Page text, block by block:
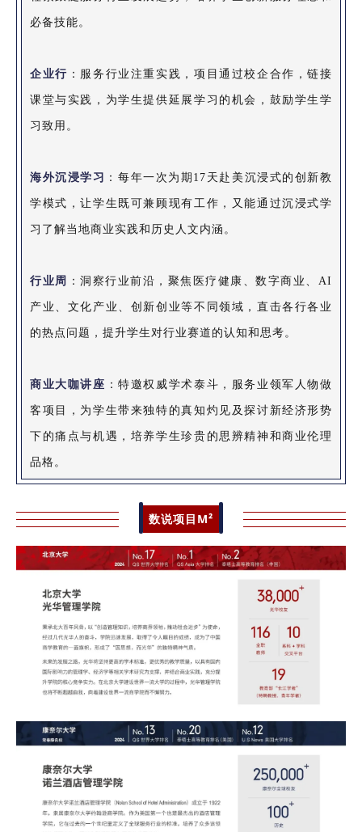
必备技能。
企业行 ：服务行业注重实践，项目通过校企合作，链接
课堂与实践，为学生提供延展学习的机会，鼓励学生学
习致用。
海外沉浸学习 ：每年一次为期17天赴美沉浸式的创新教
学模式，让学生既可兼顾现有工作，又能通过沉浸式学
习了解当地商业实践和历史人文内涵。
行业周 ：洞察行业前沿，聚焦医疗健康、数字商业、AI
产业、文化产业、创新创业等不同领域，直击各行各业
的热点问题，提升学生对行业赛道的认知和思考。
商业大咖讲座 ：特邀权威学术泰斗，服务业领军人物做
客项目，为学生带来独特的真知灼见及探讨新经济形势
下的痛点与机遇，培养学生珍贵的思辨精神和商业伦理
品格。
数说项目M²